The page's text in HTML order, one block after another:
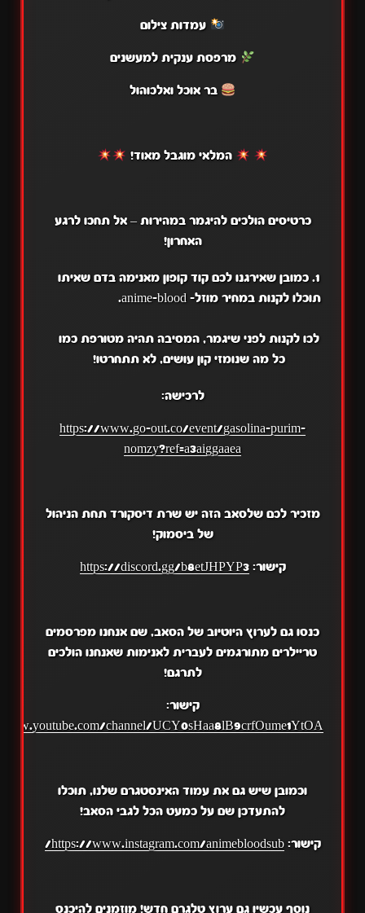
עמדות צילום
מרפסת ענקית למעשנים
בר אוכל ואלכוהול
המלאי מוגבל מאוד!
כרטיסים הולכים להיגמר במהירות – אל תחכו לרגע
האחרון!
כמובן שאירגנו לכם קוד קופון מאנימה בדם שאיתו
תוכלו לקנות במחיר מוזל- anime-blood.
לכו לקנות לפני שיגמר, המסיבה תהיה מטורפת כמו
כל מה שנומזי קון עושים, לא תתחרטו!
לרכישה:
https://www.go-out.co/event/gasolina-purim-
nomzy?ref=a3aiggaaea
מזכיר לכם שלסאב הזה יש שרת דיסקורד תחת הניהול
של ביסמוק!
קישור:https://discord.gg/b8etJHPYP3
כנסו גם לערוץ היוטיוב של הסאב, שם אנחנו מפרסמים
טריילרים מתורגמים לעברית לאנימות שאנחנו הולכים
לתרגם!
קישור:
channel/UCY0sHaa8lB9crfOume1YtOA
וכמובן שיש גם את עמוד האינסטגרם שלנו, תוכלו
להתעדכן שם על כמעט הכל לגבי הסאב!
קישור:https://www.instagram.com/animebloodsub/
נוסף עכשיו גם ערוץ טלגרם חדש! מוזמנים להיכנס